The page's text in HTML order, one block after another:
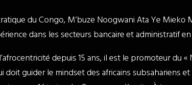
du Congo, M’buze Noogwani Ata Ye Mieko
dans les secteurs bancaire et administratif
depuis 15 ans, il est le promoteur du «
doit guider le mindset des africains subsahariens et